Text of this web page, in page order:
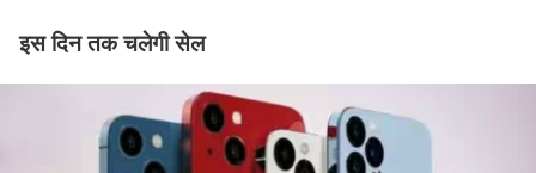
इस दिन तक चलेगी सेल